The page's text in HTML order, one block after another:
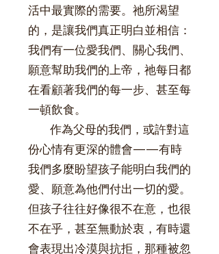
活中最實際的需要。祂所渴望
的，是讓我們真正明白並相信：
我們有一位愛我們、關心我們、
願意幫助我們的上帝，祂每日都
在看顧著我們的每一步、甚至每
一頓飲食。
作為父母的我們，或許對這
份心情有更深的體會——有時
我們多麼盼望孩子能明白我們的
愛、願意為他們付出一切的愛。
但孩子往往好像很不在意，也很
不在乎，甚至無動於衷，有時還
會表現出冷漠與抗拒，那種被忽